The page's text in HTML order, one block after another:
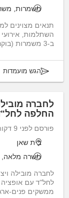
משמרות,
תנאים מצוינים
ב-3 משמרות (בוקר, ערב, לילה) * הפעלת מכונות הח...
הגש מועמדות
החלפה
פורסם לפני 9 דקות
בית שאן
משרה מלאה,
לחל"ד עם אופציה
ממשקים פנים-